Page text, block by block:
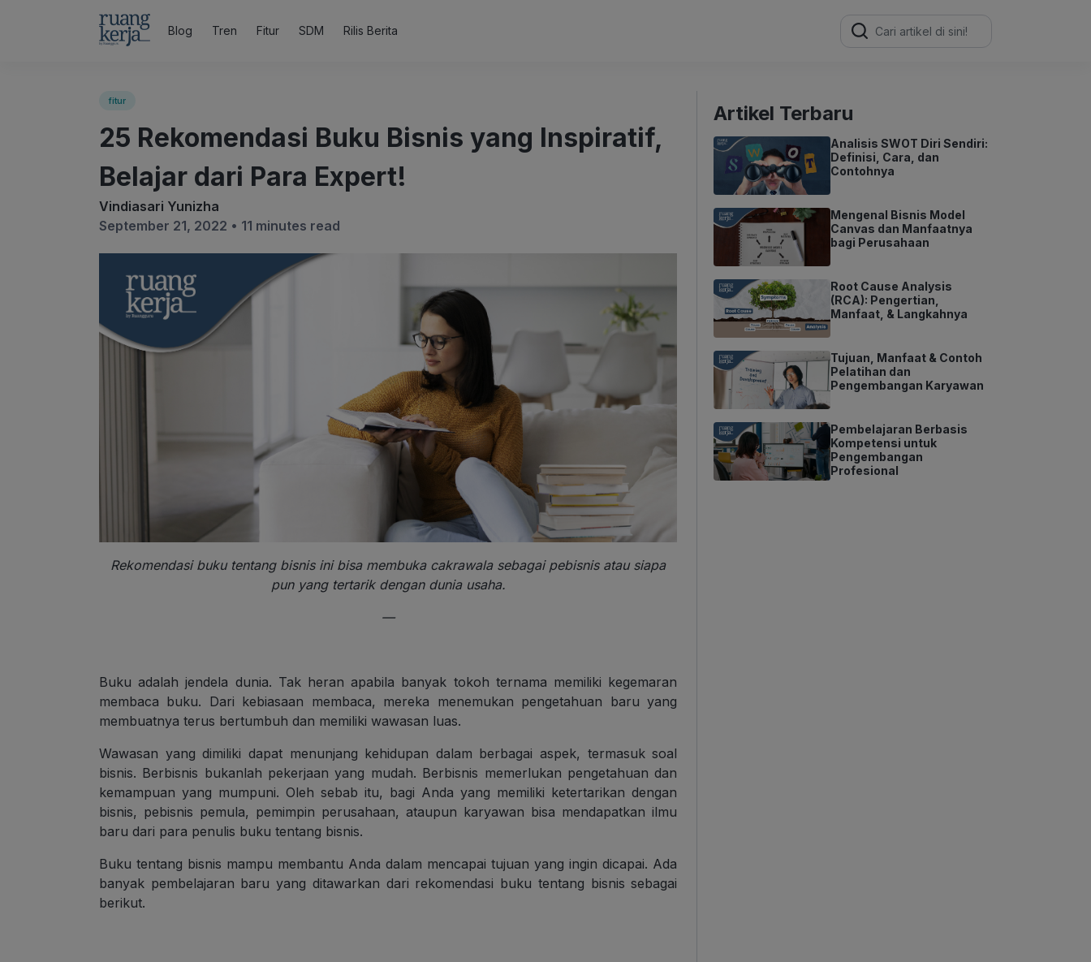
Blog Tren Fitur SDM Rilis Berita
Search
for:
fitur
25 Rekomendasi Buku Bisnis yang Inspiratif,
Belajar dari Para Expert!
Vindiasari Yunizha
September 21, 2022 • 11 minutes read
Rekomendasi buku tentang bisnis ini bisa membuka cakrawala sebagai pebisnis atau siapa
pun yang tertarik dengan dunia usaha.
—
Buku adalah jendela dunia. Tak heran apabila banyak tokoh ternama memiliki kegemaran
membaca buku. Dari kebiasaan membaca, mereka menemukan pengetahuan baru yang
membuatnya terus bertumbuh dan memiliki wawasan luas.
Wawasan yang dimiliki dapat menunjang kehidupan dalam berbagai aspek, termasuk soal
bisnis. Berbisnis bukanlah pekerjaan yang mudah. Berbisnis memerlukan pengetahuan dan
kemampuan yang mumpuni. Oleh sebab itu, bagi Anda yang memiliki ketertarikan dengan
bisnis, pebisnis pemula, pemimpin perusahaan, ataupun karyawan bisa mendapatkan ilmu
baru dari para penulis buku tentang bisnis.
Buku tentang bisnis mampu membantu Anda dalam mencapai tujuan yang ingin dicapai. Ada
banyak pembelajaran baru yang ditawarkan dari rekomendasi buku tentang bisnis sebagai
berikut.
Artikel Terbaru
Analisis SWOT Diri Sendiri:
Definisi, Cara, dan
Contohnya
Mengenal Bisnis Model
Canvas dan Manfaatnya
bagi Perusahaan
Root Cause Analysis
(RCA): Pengertian,
Manfaat, & Langkahnya
Tujuan, Manfaat & Contoh
Pelatihan dan
Pengembangan Karyawan
Pembelajaran Berbasis
Kompetensi untuk
Pengembangan
Profesional